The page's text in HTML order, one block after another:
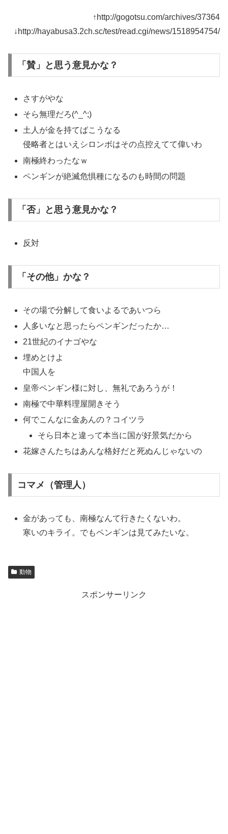
↑http://gogotsu.com/archives/37364
↓http://hayabusa3.2ch.sc/test/read.cgi/news/1518954754/
「賛」と思う意見かな？
さすがやな
そら無理だろ(^_^;)
土人が金を持てばこうなる
侵略者とはいえシロンボはその点控えてて偉いわ
南極終わったなｗ
ペンギンが絶滅危惧種になるのも時間の問題
「否」と思う意見かな？
反対
「その他」かな？
その場で分解して食いよるであいつら
人多いなと思ったらペンギンだったか…
21世紀のイナゴやな
埋めとけよ
中国人を
皇帝ペンギン様に対し、無礼であろうが！
南極で中華料理屋開きそう
何でこんなに金あんの？コイツラ
そら日本と違って本当に国が好景気だから
花嫁さんたちはあんな格好だと死ぬんじゃないの
コマメ（管理人）
金があっても、南極なんて行きたくないわ。
寒いのキライ。でもペンギンは見てみたいな。
動物
スポンサーリンク